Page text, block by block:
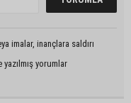
imalar, inançlara saldırı
yorumlar